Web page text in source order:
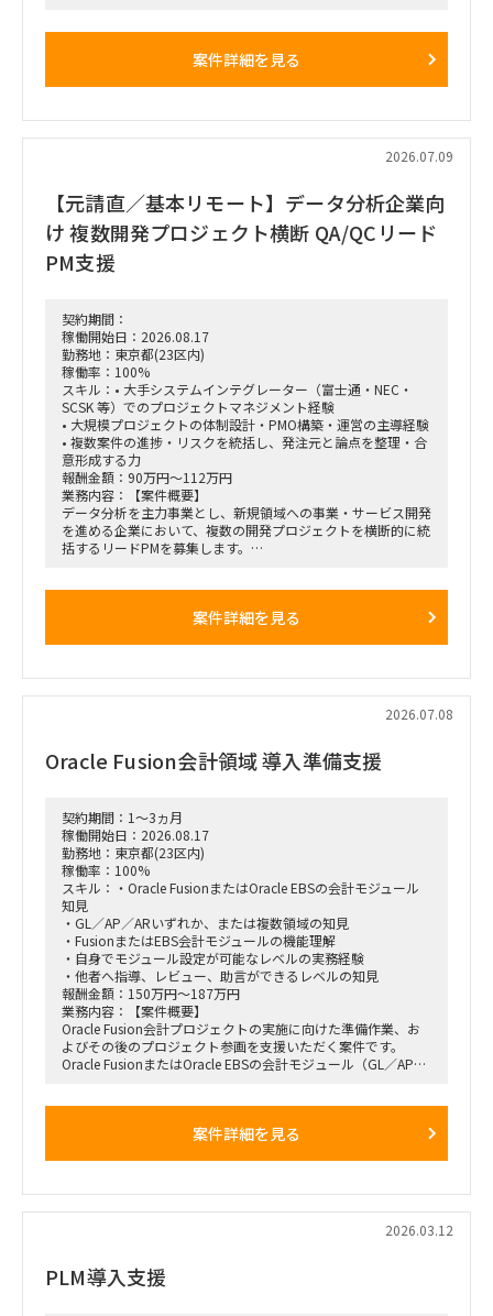
現在は要件定義が完了し、開発およびテスト・移行工程へシフ
今回はその中の1チーム(3〜4名規模)のリードをお任せできる
ただ、スキル次第で他チームや顧客・ユーザー調整メインのチ
ームへのアサインも調整可能です。
■依頼内容（想定含む）
・担当チームのマネジメントと推進
└3〜4名規模の小チームにおける進捗管理、課題管理、およ
└プロジェクトルーム(常駐先)内での顧客、および業務部門の
ユーザー(実際のシステム利用者)との円滑な要件調整や合意形
成。
・コンサルティング業務
└課題の早期発見・構造化、ロジカルシンキングに基づく解決
策の提示、およびファーム水準の報告資料・検討資料の作成。
案件詳細を見る
2026.07.09
【元請直／基本リモート】データ分析企業向
け 複数開発プロジェクト横断 QA/QCリード
PM支援
契約期間：
稼働開始日：2026.08.17
勤務地：東京都(23区内)
稼働率：100%
スキル：• 大手システムインテグレーター（富士通・NEC・
SCSK 等）でのプロジェクトマネジメント経験
• 大規模プロジェクトの体制設計・PMO構築・運営の主導経験
• 複数案件の進捗・リスクを統括し、発注元と論点を整理・合
意形成する力
報酬金額：90万円～112万円
業務内容：【案件概要】
データ分析を主力事業とし、新規領域への事業・サービス開発
を進める企業において、複数の開発プロジェクトを横断的に統
括するリードPMを募集します。
管理
・各プロジェクトのPM、テックリードとの連携・マネジメン
・発注元、経営層、現場メンバーとのステークホルダー調整
・顧客との期待値調整、論点整理、合意形成
・重要課題のエスカレーションおよび解決推進
・新規領域における開発プロジェクトの推進
・プロジェクト管理プロセスや品質基準の整備・横展開
【プロジェクト体制】
・全社規模：約100名
・1プロジェクトあたり：開発エンジニア数名～十数名
・複数プロジェクトが並行稼働
・マネジメント対象：横断で50～100名規模
・稼働率：週5日／100％を希望
・勤務形態：基本リモート
※必要に応じて打ち合わせあり
・参画時期：2026年7月中を想定
案件詳細を見る
2026.07.08
Oracle Fusion会計領域 導入準備支援
契約期間：1～3ヵ月
稼働開始日：2026.08.17
勤務地：東京都(23区内)
稼働率：100%
スキル：・Oracle FusionまたはOracle EBSの会計モジュール
知見
・GL／AP／ARいずれか、または複数領域の知見
・FusionまたはEBS会計モジュールの機能理解
・自身でモジュール設定が可能なレベルの実務経験
・他者へ指導、レビュー、助言ができるレベルの知見
報酬金額：150万円～187万円
業務内容：【案件概要】
Oracle Fusion会計プロジェクトの実施に向けた準備作業、お
よびその後のプロジェクト参画を支援いただく案件です。
Oracle FusionまたはOracle EBSの会計モジュール（GL／AP／
会計モジュールの機能を熟知しており、ご自身でモジュール設
・Oracle Fusion会計プロジェクト実施に向けた準備作業
・ドキュメント作成に関するアドバイス、または実作業
・その後のOracle Fusionプロジェクトへの参画
案件詳細を見る
2026.03.12
PLM導入支援